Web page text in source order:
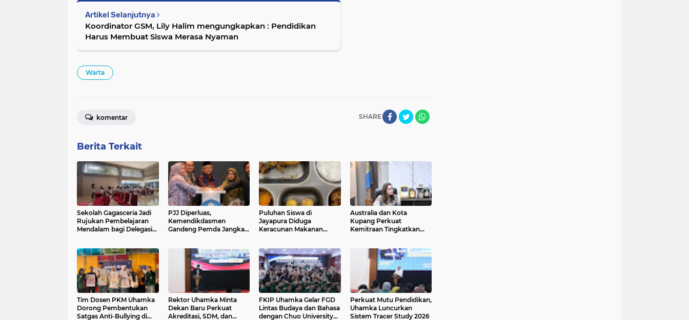
Artikel Selanjutnya
Koordinator GSM, Lily Halim mengungkapkan : Pendidikan
Harus Membuat Siswa Merasa Nyaman
Warta
SHARE
komentar
Berita Terkait
Sekolah Gagasceria Jadi
Rujukan Pembelajaran
Mendalam bagi Delegasi
PJJ Diperluas,
Kemendikdasmen
Gandeng Pemda Jangkau
Puluhan Siswa di
Jayapura Diduga
Keracunan Makanan
Australia dan Kota
Kupang Perkuat
Kemitraan Tingkatkan
Tim Dosen PKM Uhamka
Dorong Pembentukan
Satgas Anti-Bullying di
Rektor Uhamka Minta
Dekan Baru Perkuat
Akreditasi, SDM, dan
FKIP Uhamka Gelar FGD
Lintas Budaya dan Bahasa
dengan Chuo University
Perkuat Mutu Pendidikan,
Uhamka Luncurkan
Sistem Tracer Study 2026